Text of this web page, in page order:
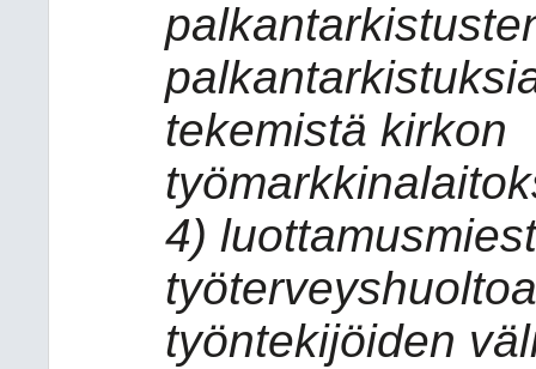
tekemistä kirkon
4)
työntekijöiden